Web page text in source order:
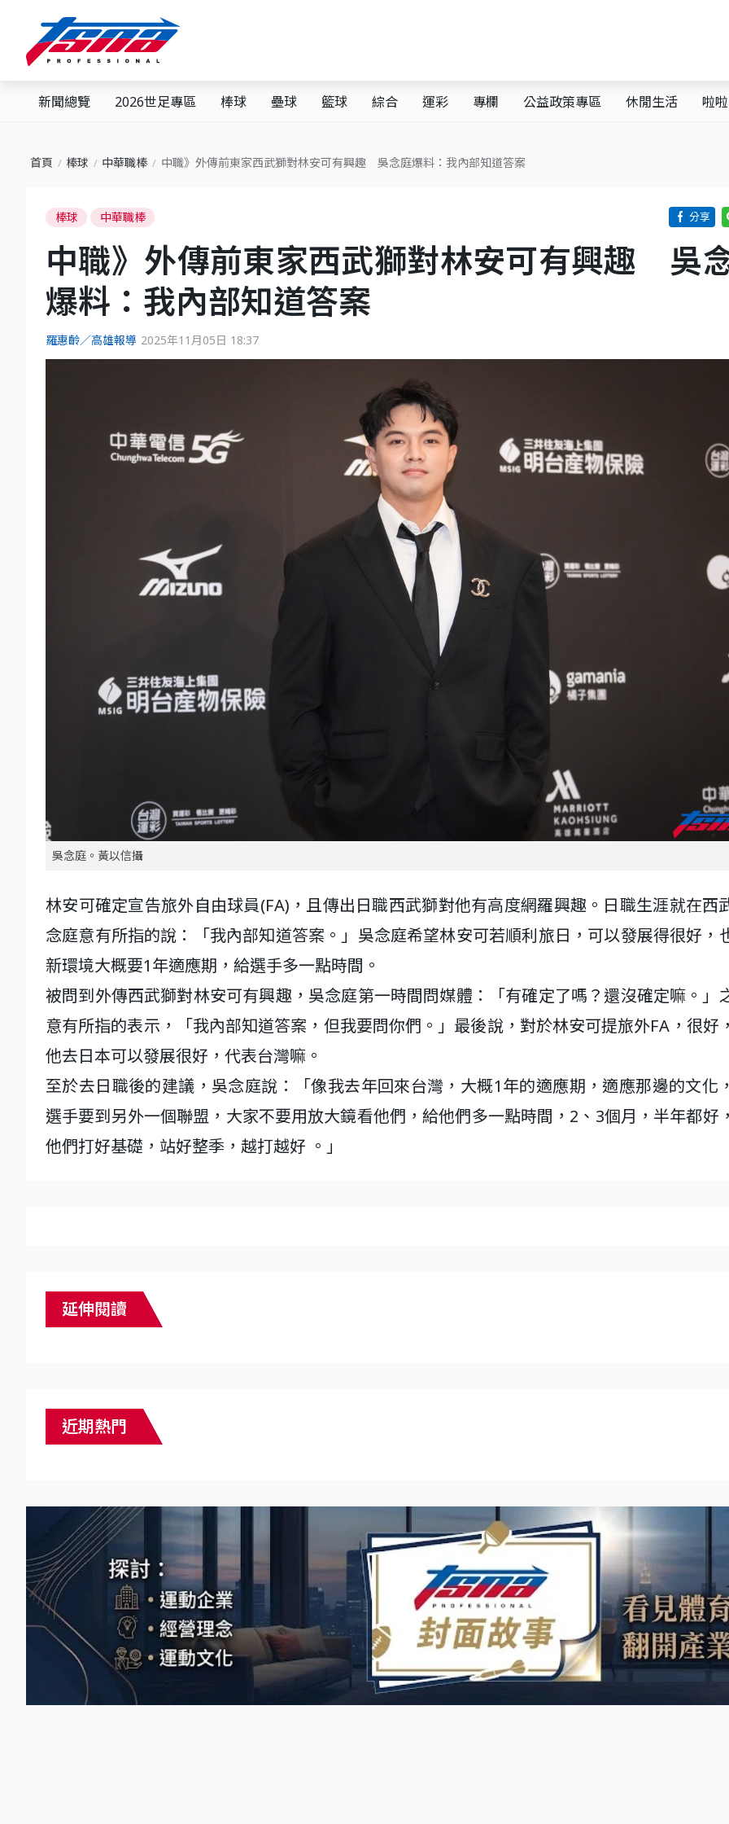
新聞總覽 2026世足專區 棒球 壘球 籃球 綜合 運彩 專欄 公益政策專區 休閒生活 啦
首頁 棒球 中華職棒 中職》外傳前東家西武獅對林安可有興趣 吳念庭爆料：我內部知道答案
棒球 中華職棒
中職》外傳前東家西武獅對林安可有興趣 吳
爆料：我內部知道答案
羅惠齡／高雄報導 2025年11月05日 18:37
吳念庭。黃以信攝
林安可確定宣告旅外自由球員(FA)，且傳出日職西武獅對他有高度網羅興趣。日職生涯就在西
念庭意有所指的說：「我內部知道答案。」吳念庭希望林安可若順利旅日，可以發展得很好，
新環境大概要1年適應期，給選手多一點時間。
被問到外傳西武獅對林安可有興趣，吳念庭第一時間問媒體：「有確定了嗎？還沒確定嘛。」
意有所指的表示，「我內部知道答案，但我要問你們。」最後說，對於林安可提旅外FA，很好
他去日本可以發展很好，代表台灣嘛。
至於去日職後的建議，吳念庭說：「像我去年回來台灣，大概1年的適應期，適應那邊的文化
選手要到另外一個聯盟，大家不要用放大鏡看他們，給他們多一點時間，2、3個月，半年都好
他們打好基礎，站好整季，越打越好 。」
延伸閱讀
近期熱門